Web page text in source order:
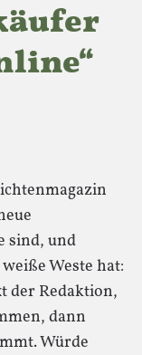
sind, und
Weste hat:
der Redaktion,
dann
Würde